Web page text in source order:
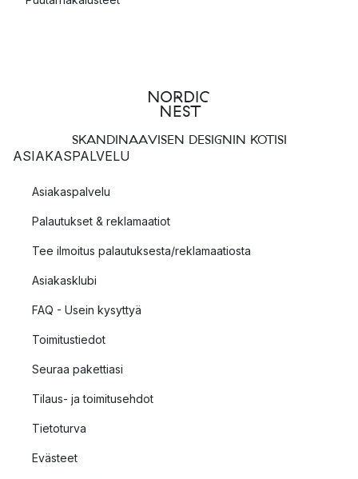
SKANDINAAVISEN DESIGNIN KOTISI
ASIAKASPALVELU
Asiakaspalvelu
Palautukset & reklamaatiot
Tee ilmoitus palautuksesta/reklamaatiosta
Asiakasklubi
FAQ - Usein kysyttyä
Toimitustiedot
Seuraa pakettiasi
Tilaus- ja toimitusehdot
Tietoturva
Evästeet